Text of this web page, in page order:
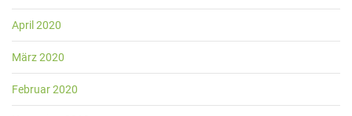
April 2020
März 2020
Februar 2020